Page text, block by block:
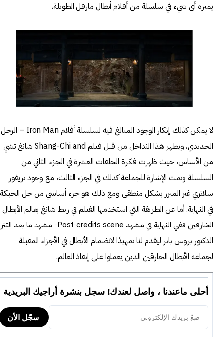
يميزه أي شيء في سلسلة من أفلام أبطال مارفل الطويلة.
لا يمكن كذلك إنكار الوجود المبالغ فيه لسلسلة أفلام Iron Man – الرجل
الحديدي، ويظهر هذا التداخل من قبل فيلم Shang-Chi and شانغ تشي
من الأساس، حيث ظهرت فكرة الحلقات العشرة في الجزء الثاني من
السلسلة وتمت الإشارة للجماعة كذلك في الجزء الثالث، مع وجود تريفور
سلاتري غير المبرر بشكل منطقي ومع ذلك هو جزء أساسي من حل الحبكة
في النهاية. أما عن الطريقة التي استخدمها الفيلم في ربط شانغ بعالم الأبطال
الخارقين ففي النهاية في مشهد Post-credits scene- مشهد ما بعد التتر
الدكتور بروس بانر ليقدم لنا تمهيدًا لانضمام الأبطال في الأجزاء المقبلة
لجماعة الأبطال الخارقين الذين يعملوا على إنقاذ العالم.